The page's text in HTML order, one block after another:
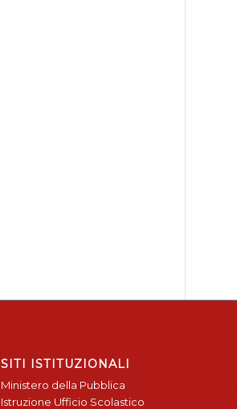
SITI ISTITUZIONALI
Ministero della Pubblica
Istruzione Ufficio Scolastico